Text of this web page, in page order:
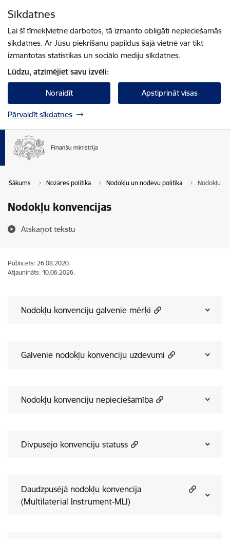
Sīkdatnes
Lai šī tīmekļvietne darbotos, tā izmanto obligāti nepieciešamās
sīkdatnes. Ar Jūsu piekrišanu papildus šajā vietnē var tikt
izmantotas statistikas un sociālo mediju sīkdatnes.
Lūdzu, atzīmējiet savu izvēli:
Noraidīt Apstiprināt visas
Pārvaldīt sīkdatnes
Sākums Nozares politika Nodokļu un nodevu politika Nodokļu
Nodokļu konvencijas
Atskaņot tekstu
Publicēts: 26.08.2020.
Atjaunināts: 10.06.2026.
Nodokļu konvenciju galvenie mērķi
Galvenie nodokļu konvenciju uzdevumi
Nodokļu konvenciju nepieciešamība
Divpusējo konvenciju statuss
Daudzpusējā nodokļu konvencija
(Multilaterial Instrument-MLI)